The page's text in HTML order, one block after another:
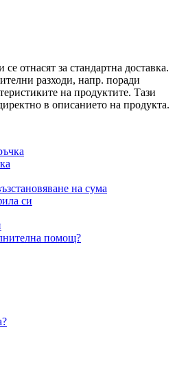
отнасят за стандартна доставка.
разходи, напр. поради
на продуктите. Тази
в описанието на продукта.
на сума
си
помощ?